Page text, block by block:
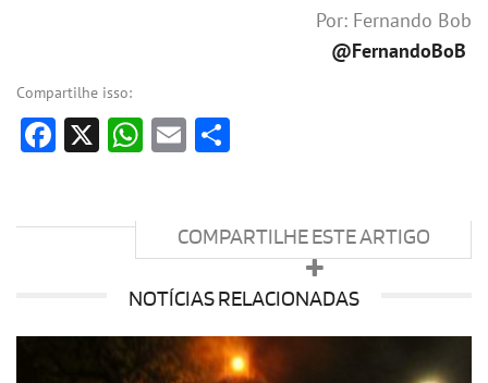
Por: Fernando Bob
@FernandoBoB
Compartilhe isso:
Facebook
X WhatsApp
Email
COMPARTILHE ESTE ARTIGO
NOTÍCIAS RELACIONADAS